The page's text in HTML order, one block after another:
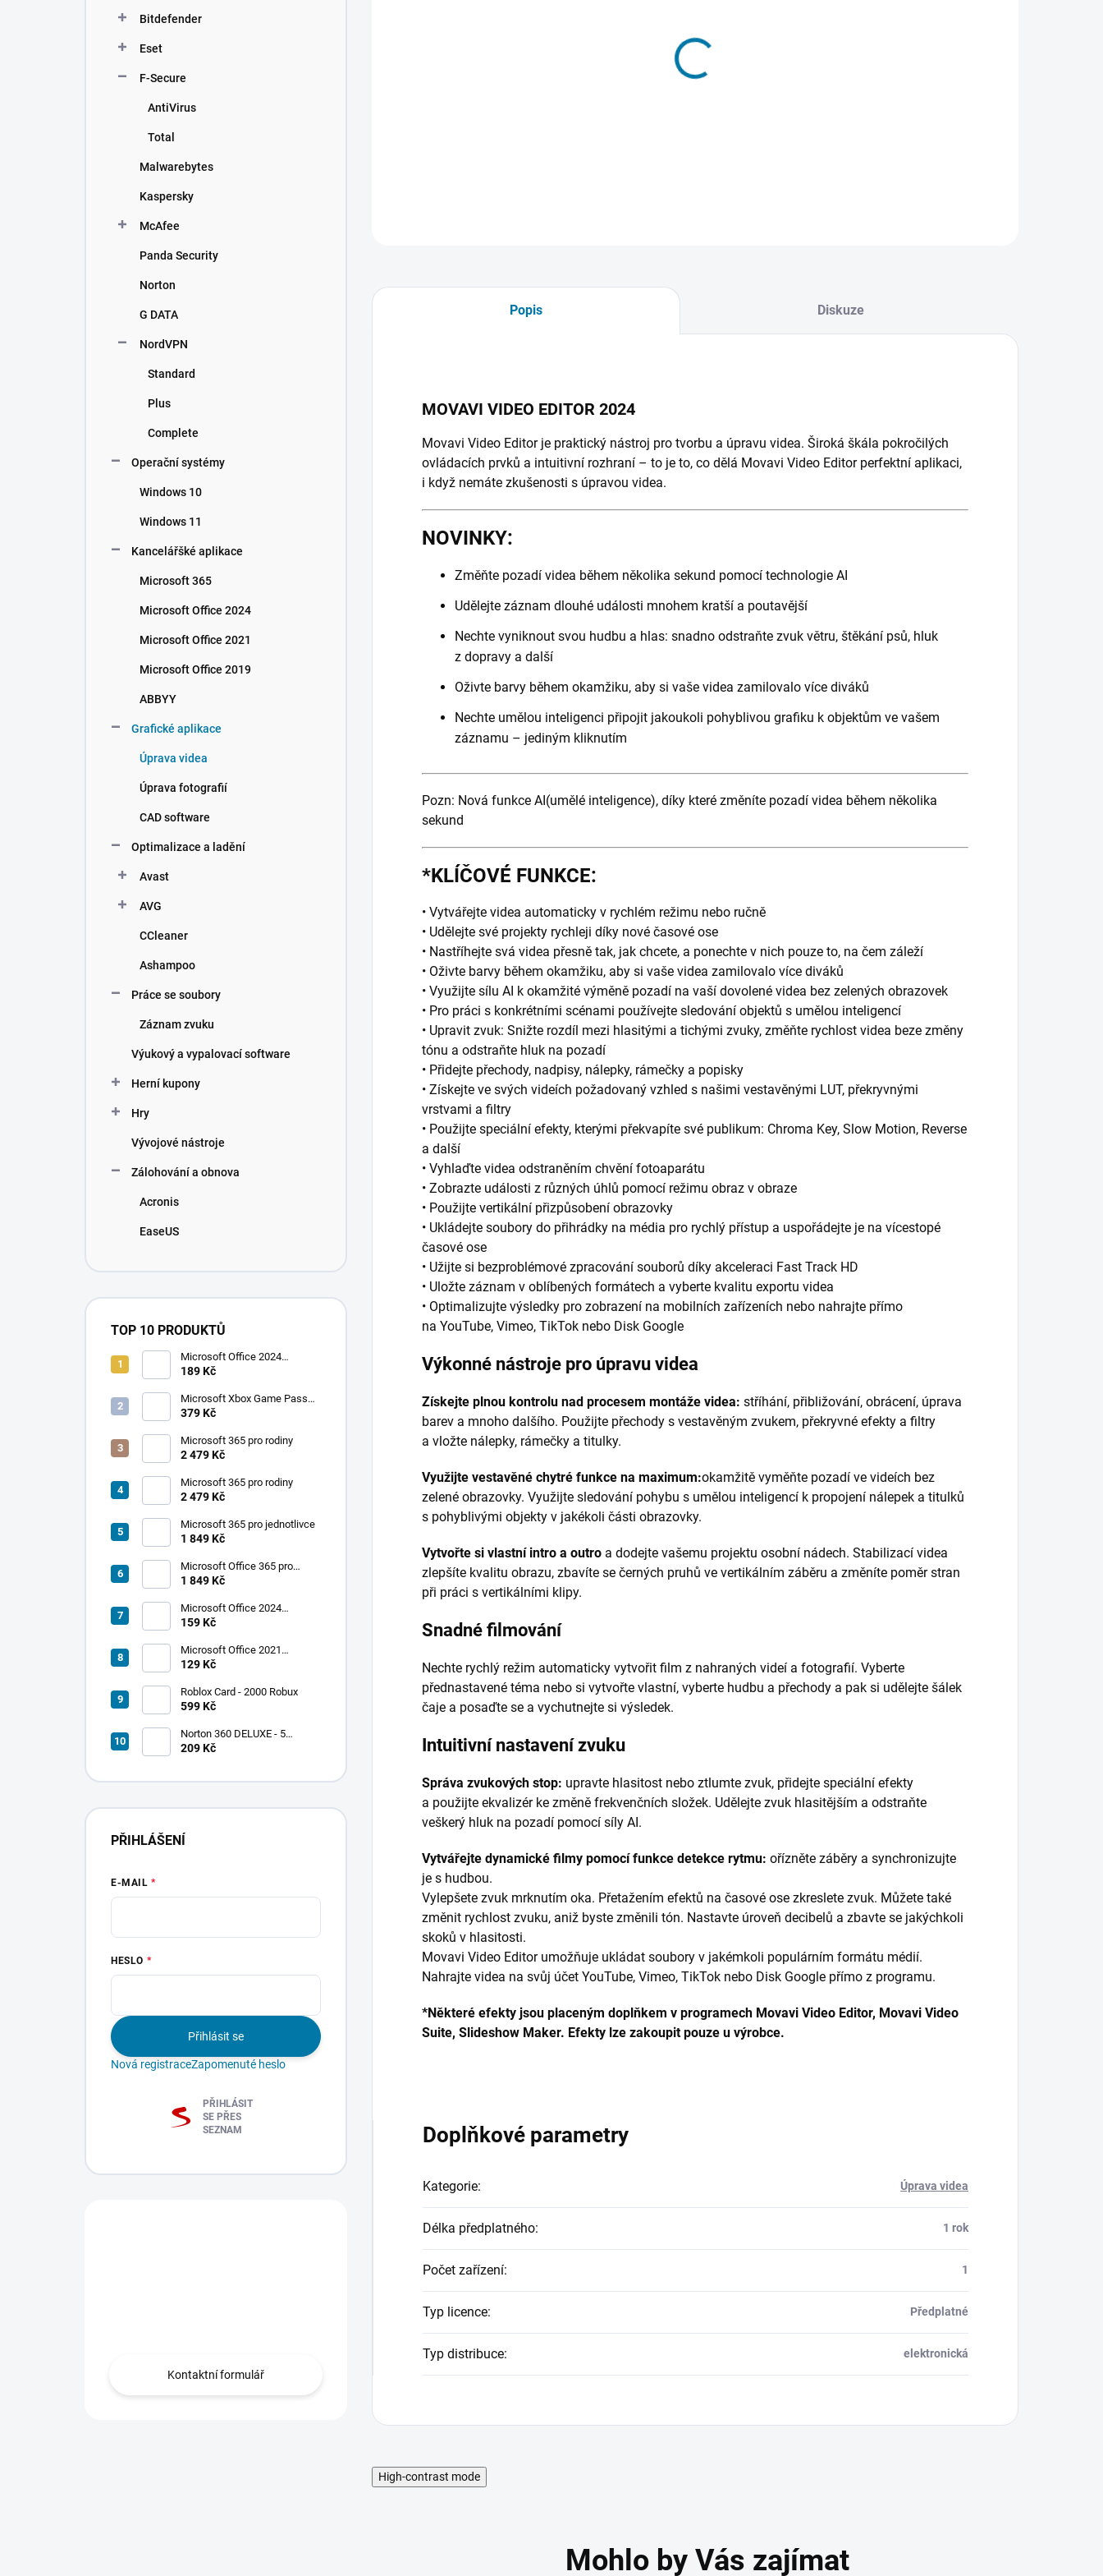
Bitdefender
Eset
F-Secure
AntiVirus
Total
Malwarebytes
Kaspersky
McAfee
Panda Security
Norton
G DATA
NordVPN
Standard
Plus
Complete
Operační systémy
Windows 10
Windows 11
Kancelářšké aplikace
Microsoft 365
Microsoft Office 2024
Microsoft Office 2021
Microsoft Office 2019
ABBYY
Grafické aplikace
Úprava videa
Úprava fotografií
CAD software
Optimalizace a ladění
Avast
AVG
CCleaner
Ashampoo
Práce se soubory
Záznam zvuku
Výukový a vypalovací software
Herní kupony
Hry
Vývojové nástroje
Zálohování a obnova
Acronis
EaseUS
TOP 10 PRODUKTŮ
Microsoft Office 2024
Professional Plus
189 Kč
Microsoft Xbox Game Pass
Ultimate 1 měsíc
379 Kč
Microsoft 365 pro rodiny
2 479 Kč
Microsoft 365 pro rodiny
2 479 Kč
Microsoft 365 pro jednotlivce
1 849 Kč
Microsoft Office 365 pro
jednotlivce
1 849 Kč
Microsoft Office 2024
Standard
159 Kč
Microsoft Office 2021
Professional Plus
129 Kč
Roblox Card - 2000 Robux
599 Kč
Norton 360 DELUXE - 5
zařízení
209 Kč
PŘIHLÁŠENÍ
E-MAIL
HESLO
Přihlásit se
Nová registraceZapomenuté heslo
PŘIHLÁSIT
SE PŘES
SEZNAM
Kontaktní formulář
Popis Diskuze
MOVAVI VIDEO EDITOR 2024
Movavi Video Editor je praktický nástroj pro tvorbu a úpravu videa. Široká škála pokročilých
ovládacích prvků a intuitivní rozhraní – to je to, co dělá Movavi Video Editor perfektní aplikaci,
i když nemáte zkušenosti s úpravou videa.
NOVINKY:
Změňte pozadí videa během několika sekund pomocí technologie AI
Udělejte záznam dlouhé události mnohem kratší a poutavější
Nechte vyniknout svou hudbu a hlas: snadno odstraňte zvuk větru, štěkání psů, hluk
z dopravy a další
Oživte barvy během okamžiku, aby si vaše videa zamilovalo více diváků
Nechte umělou inteligenci připojit jakoukoli pohyblivou grafiku k objektům ve vašem
záznamu – jediným kliknutím
Pozn: Nová funkce AI(umělé inteligence), díky které změníte pozadí videa během několika
sekund
*KLÍČOVÉ FUNKCE:
• Vytvářejte videa automaticky v rychlém režimu nebo ručně
• Udělejte své projekty rychleji díky nové časové ose
• Nastříhejte svá videa přesně tak, jak chcete, a ponechte v nich pouze to, na čem záleží
• Oživte barvy během okamžiku, aby si vaše videa zamilovalo více diváků
• Využijte sílu AI k okamžité výměně pozadí na vaší dovolené videa bez zelených obrazovek
• Pro práci s konkrétními scénami používejte sledování objektů s umělou inteligencí
• Upravit zvuk: Snižte rozdíl mezi hlasitými a tichými zvuky, změňte rychlost videa beze změny
tónu a odstraňte hluk na pozadí
• Přidejte přechody, nadpisy, nálepky, rámečky a popisky
• Získejte ve svých videích požadovaný vzhled s našimi vestavěnými LUT, překryvnými
vrstvami a filtry
• Použijte speciální efekty, kterými překvapíte své publikum: Chroma Key, Slow Motion, Reverse
a další
• Vyhlaďte videa odstraněním chvění fotoaparátu
• Zobrazte události z různých úhlů pomocí režimu obraz v obraze
• Použijte vertikální přizpůsobení obrazovky
• Ukládejte soubory do přihrádky na média pro rychlý přístup a uspořádejte je na vícestopé
časové ose
• Užijte si bezproblémové zpracování souborů díky akceleraci Fast Track HD
• Uložte záznam v oblíbených formátech a vyberte kvalitu exportu videa
• Optimalizujte výsledky pro zobrazení na mobilních zařízeních nebo nahrajte přímo
na YouTube, Vimeo, TikTok nebo Disk Google
Výkonné nástroje pro úpravu videa
Získejte plnou kontrolu nad procesem montáže videa: stříhání, přibližování, obrácení, úprava
barev a mnoho dalšího. Použijte přechody s vestavěným zvukem, překryvné efekty a filtry
a vložte nálepky, rámečky a titulky.
Využijte vestavěné chytré funkce na maximum:okamžitě vyměňte pozadí ve videích bez
zelené obrazovky. Využijte sledování pohybu s umělou inteligencí k propojení nálepek a titulků
s pohyblivými objekty v jakékoli části obrazovky.
Vytvořte si vlastní intro a outro a dodejte vašemu projektu osobní nádech. Stabilizací videa
zlepšíte kvalitu obrazu, zbavíte se černých pruhů ve vertikálním záběru a změníte poměr stran
při práci s vertikálními klipy.
Snadné filmování
Nechte rychlý režim automaticky vytvořit film z nahraných videí a fotografií. Vyberte
přednastavené téma nebo si vytvořte vlastní, vyberte hudbu a přechody a pak si udělejte šálek
čaje a posaďte se a vychutnejte si výsledek.
Intuitivní nastavení zvuku
Správa zvukových stop: upravte hlasitost nebo ztlumte zvuk, přidejte speciální efekty
a použijte ekvalizér ke změně frekvenčních složek. Udělejte zvuk hlasitějším a odstraňte
veškerý hluk na pozadí pomocí síly AI.
Vytvářejte dynamické filmy pomocí funkce detekce rytmu: ořízněte záběry a synchronizujte
je s hudbou.
Vylepšete zvuk mrknutím oka. Přetažením efektů na časové ose zkreslete zvuk. Můžete také
změnit rychlost zvuku, aniž byste změnili tón. Nastavte úroveň decibelů a zbavte se jakýchkoli
skoků v hlasitosti.
Movavi Video Editor umožňuje ukládat soubory v jakémkoli populárním formátu médií.
Nahrajte videa na svůj účet YouTube, Vimeo, TikTok nebo Disk Google přímo z programu.
*Některé efekty jsou placeným doplňkem v programech Movavi Video Editor, Movavi Video
Suite, Slideshow Maker. Efekty lze zakoupit pouze u výrobce.
Doplňkové parametry
Kategorie: Úprava videa
Délka předplatného: 1 rok
Počet zařízení: 1
Typ licence: Předplatné
Typ distribuce: elektronická
High-contrast mode
Mohlo by Vás zajímat